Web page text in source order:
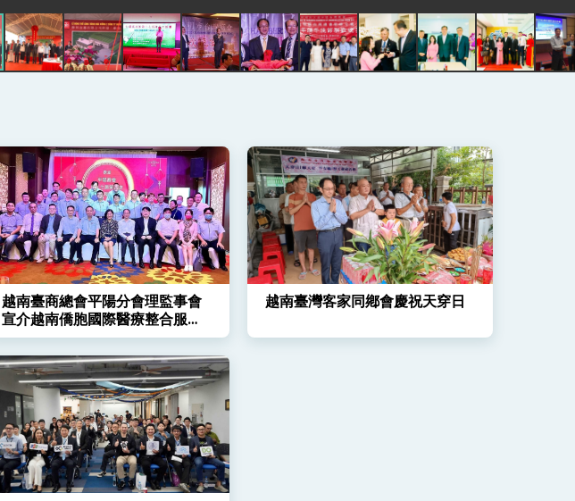
越南臺商總會平陽分會理監事會
宣介越南僑胞國際醫療整合服務
方案
越南臺灣客家同鄕會慶祝天穿日